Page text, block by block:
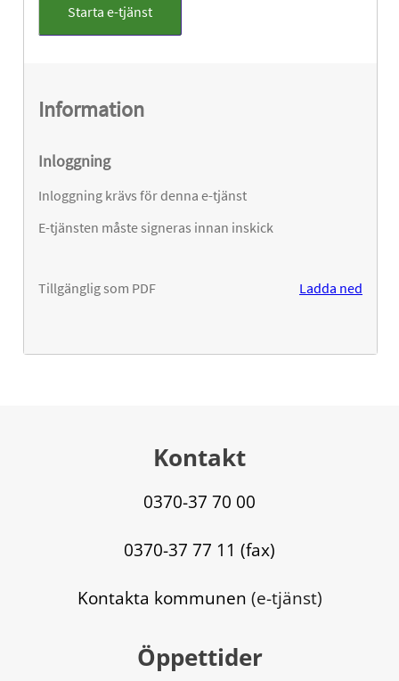
Kontakt
0370-37 70 00
0370-37 77 11 (fax)
Kontakta kommunen (e-tjänst)
Öppettider